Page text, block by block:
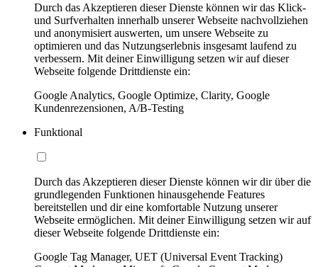
Durch das Akzeptieren dieser Dienste können wir das Klick-
und Surfverhalten innerhalb unserer Webseite nachvollziehen
und anonymisiert auswerten, um unsere Webseite zu
optimieren und das Nutzungserlebnis insgesamt laufend zu
verbessern. Mit deiner Einwilligung setzen wir auf dieser
Webseite folgende Drittdienste ein:
Google Analytics, Google Optimize, Clarity, Google
Kundenrezensionen, A/B-Testing
Funktional
Durch das Akzeptieren dieser Dienste können wir dir über die
grundlegenden Funktionen hinausgehende Features
bereitstellen und dir eine komfortable Nutzung unserer
Webseite ermöglichen. Mit deiner Einwilligung setzen wir auf
dieser Webseite folgende Drittdienste ein:
Google Tag Manager, UET (Universal Event Tracking)